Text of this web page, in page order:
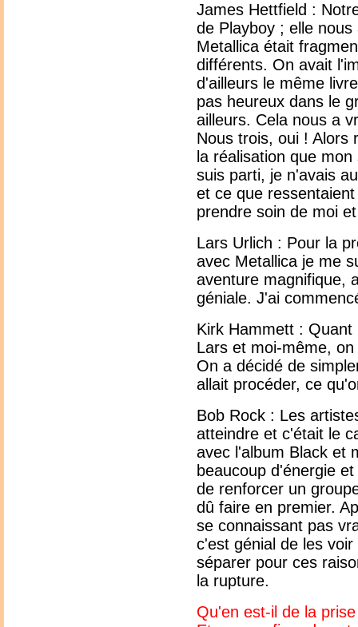
James Hettfield :
de Playboy ; elle
Metallica était
différents. On avait
d'ailleurs le même
pas heureux dans le
ailleurs. Cela nous a
Nous trois, oui ! Alors
la réalisation que
suis parti, je n'avais
et ce que
prendre soin de moi
Lars Urlich : Pour la
avec Metallica je me
aventure magnifique,
géniale. J'ai
Kirk Hammett :
Lars et moi-même,
On a décidé de
allait procéder, ce
Bob Rock : Les
atteindre et c'était le
avec l'album Black et
beaucoup d'énergie
de renforcer un
dû faire en premier.
se connaissant pas
c'est génial de les
séparer pour ces
la rupture.
Qu'en est-il de la